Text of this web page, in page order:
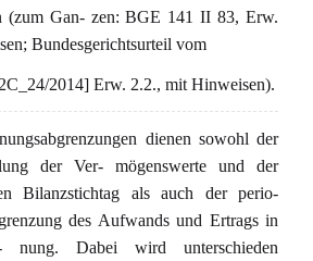
(zum Gan- zen: BGE 141 II 83, Erw.
Bundesgerichtsurteil vom
2014] Erw. 2.2., mit Hinweisen).
dienen sowohl der
der Ver- mögenswerte und der
Bilanzstichtag als auch der perio-
des Aufwands und Ertrags in
nung. Dabei wird unterschieden